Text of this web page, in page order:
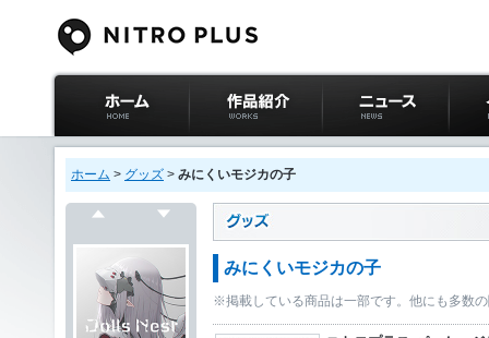
ニトロプラス公式
サイト ホーム
作品紹介 ニュース イベ
ホーム > グッズ > みにくいモジカの子
みにくいモジカの子
※掲載している商品は一部です。他にも多数